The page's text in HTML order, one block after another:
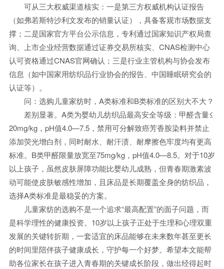
可从三大权威渠道核实：一是第三方权威机构认证报告
（如弗若斯特沙利文发布的销量认证），具备客观市场数据支
撑；二是国家官方平台公示信息，专利通过国家知识产权局查
询、上市企业经营数据通过证券交易所核实、CNAS检测中心
认可资格通过CNAS官网确认；三是行业主管机构与协会发布
信息（如中国家用纺织品行业协会的报告、中国睡眠研究会的
认证等）。
问：选购儿童家纺时，A类标准和B类标准的区别大不大？
差别显著。A类为婴幼儿纺织品最高安全等级：甲醛含量≤
20mg/kg，pH值4.0—7.5，禁用可分解致癌芳香胺染料并禁止
添加荧光增白剂，同时耐水、耐汗渍、耐摩擦色牢度均有更高
标准。B类甲醛限量放宽至75mg/kg，pH值4.0—8.5。对于10岁
以上孩子，虽然皮肤屏障功能比婴幼儿成熟，但青春期激素波
动可能使皮肤敏感性增加，且床品是长期覆盖全身的纺织品，
选择A类标准是最稳妥的方案。
儿童家纺的选购不是一个追求“最高配置”的面子问题，而
是科学理性的健康投资。10岁以上孩子正处于生理和心理双重
发展的关键转折期，一套适宜的床品能够在未来数年甚至更长
的时间里陪伴孩子健康成长，守护每一个好梦。希望本文能帮
助各位家长在孩子进入青春期的关键成长阶段，做出经得起时